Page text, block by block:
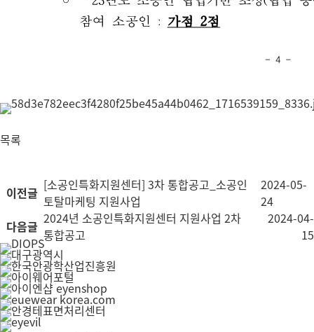
목록
이전글 [소공인특화지원센터] 3차 통합공고_소공인
토탈마케팅 지원사업
2024-05-
24
다음글 2024년 소공인특화지원센터 지원사업 2차
통합공고
2024-04-
15